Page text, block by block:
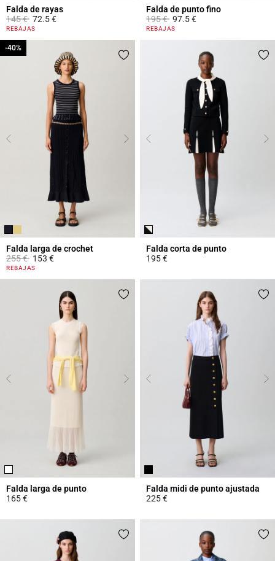
Falda de rayas
Price reduced from
145 €to72.5 €
3,9 out of 5 Customer Rating
REBAJAS
Falda de punto fino
Price reduced from
195 €to97.5 €
3,3 out of 5 Customer Rating
REBAJAS
Falda larga de crochet
Price reduced from
255 €to
-40%
153 €
5 out of 5 Customer Rating
REBAJAS
-40%
Falda corta de punto
195 €
Falda larga de punto
165 €
Falda midi de punto ajustada
225 €